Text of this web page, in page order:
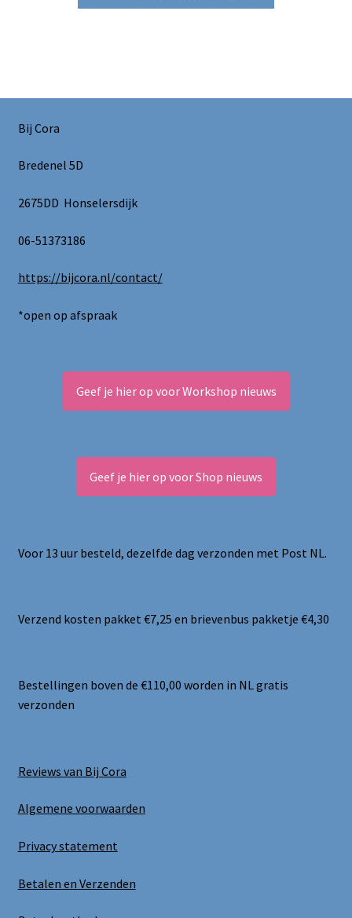
Bij Cora
Bredenel 5D
2675DD Honselersdijk
06-51373186
https://bijcora.nl/contact/
*open op afspraak
Geef je hier op voor Workshop nieuws
Geef je hier op voor Shop nieuws
Voor 13 uur besteld, dezelfde dag verzonden met Post NL.
Verzend kosten pakket €7,25 en brievenbus pakketje €4,30
Bestellingen boven de €110,00 worden in NL gratis
verzonden
Reviews van Bij Cora
Algemene voorwaarden
Privacy statement
Betalen en Verzenden